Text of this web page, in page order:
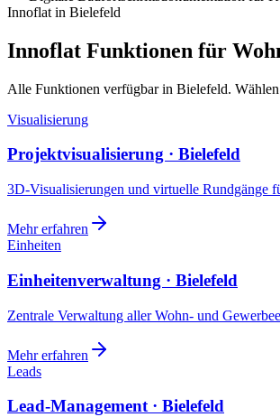
Innoflat in Bielefeld
Innoflat Funktionen für
Alle Funktionen verfügbar in Bielefeld.
Visualisierung
Projektvisualisierung · Bielefeld
3D-Visualisierungen und virtuelle Rundgänge
Mehr erfahren
Einheiten
Einheitenverwaltung · Bielefeld
Zentrale Verwaltung aller Wohn- und
Mehr erfahren
Leads
Lead-Management · Bielefeld